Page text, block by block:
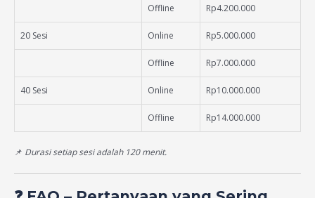
Offline Rp4.200.000
20 Sesi Online Rp5.000.000
Offline Rp7.000.000
40 Sesi Online Rp10.000.000
Offline Rp14.000.000
📌 Durasi setiap sesi adalah 120 menit.